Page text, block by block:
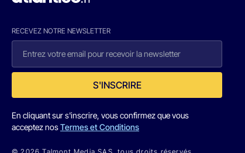
RECEVEZ NOTRE NEWSLETTER
S'INSCRIRE
En cliquant sur s'inscrire, vous confirmez que vous
acceptez nosTermes et Conditions